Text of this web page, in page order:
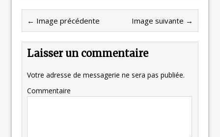
← Image précédente Image suivante →
Laisser un commentaire
Votre adresse de messagerie ne sera pas publiée.
Commentaire